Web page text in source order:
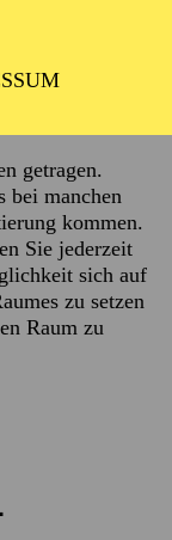
getragen.
bei manchen
kommen.
Sie jederzeit
sich auf
zu setzen
Raum zu